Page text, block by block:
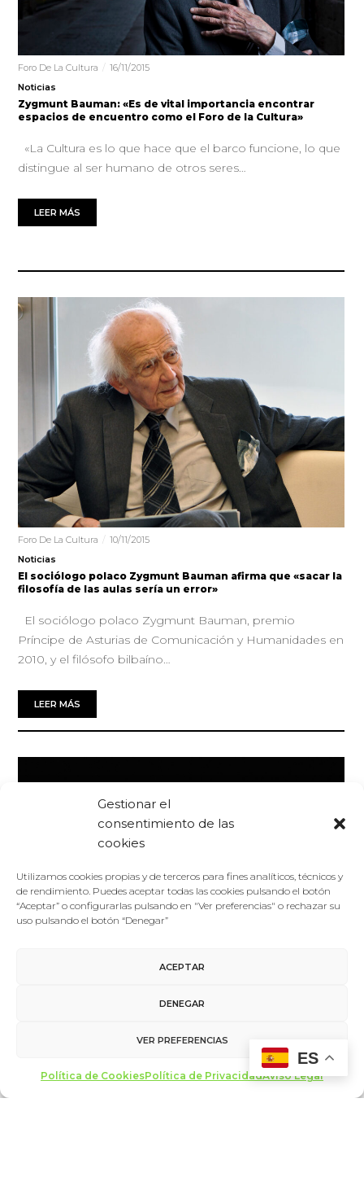
Gestionar el
consentimiento de las
cookies
Utilizamos cookies propias y de terceros para fines analíticos, técnicos y
de rendimiento. Puedes aceptar todas las cookies pulsando el botón
“Aceptar” o configurarlas pulsando en "Ver preferencias" o rechazar su
uso pulsando el botón “Denegar”
ACEPTAR
DENEGAR
VER PREFERENCIAS
Política de CookiesPolítica de PrivacidadAviso Legal
Foro De La Cultura
16/11/2015
Noticias
Zygmunt Bauman: «Es de vital importancia encontrar
espacios de encuentro como el Foro de la Cultura»
«La Cultura es lo que hace que el barco funcione, lo que
distingue al ser humano de otros seres…
LEER MÁS
Foro De La Cultura
10/11/2015
Noticias
El sociólogo polaco Zygmunt Bauman afirma que «sacar la
filosofía de las aulas sería un error»
El sociólogo polaco Zygmunt Bauman, premio
Príncipe de Asturias de Comunicación y Humanidades en
2010, y el filósofo bilbaíno…
LEER MÁS
moderado por Mara Torres (ver vídeo)
del Fórum Evolución 20.00 h – Encuentro entre el
sociólogo polaco Zygmunt Bauman…
ES